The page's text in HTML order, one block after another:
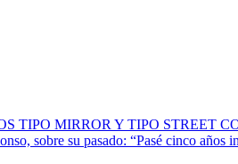
TIPO MIRROR Y TIPO STREET
sobre su pasado: “Pasé cinco años